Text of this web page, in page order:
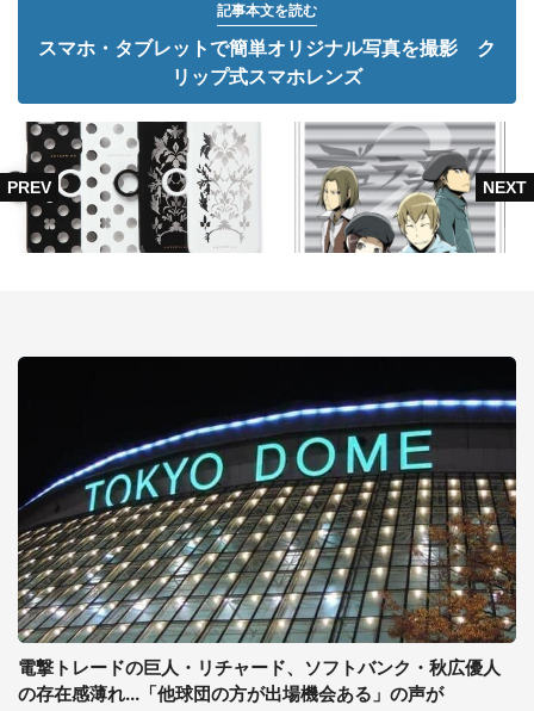
記事本文を読む
スマホ・タブレットで簡単オリジナル写真を撮影 ク
リップ式スマホレンズ
電撃トレードの巨人・リチャード、ソフトバンク・秋広優人
の存在感薄れ...「他球団の方が出場機会ある」の声が